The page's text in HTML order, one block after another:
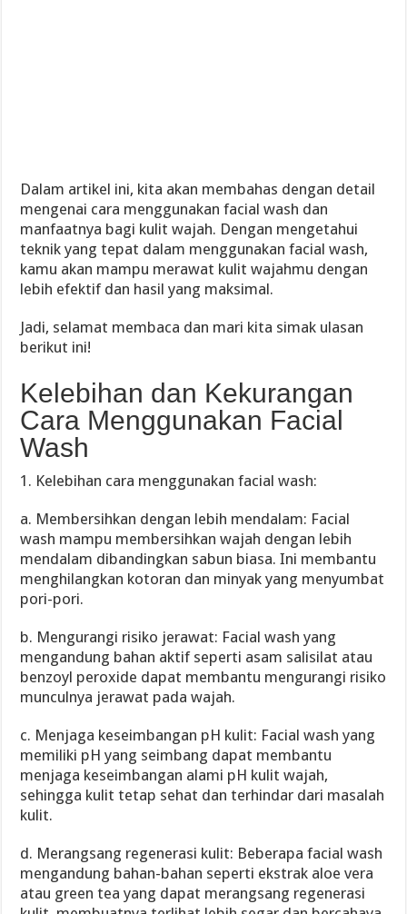
Dalam artikel ini, kita akan membahas dengan detail
mengenai cara menggunakan facial wash dan
manfaatnya bagi kulit wajah. Dengan mengetahui
teknik yang tepat dalam menggunakan facial wash,
kamu akan mampu merawat kulit wajahmu dengan
lebih efektif dan hasil yang maksimal.
Jadi, selamat membaca dan mari kita simak ulasan
berikut ini!
Kelebihan dan Kekurangan
Cara Menggunakan Facial
Wash
1. Kelebihan cara menggunakan facial wash:
a. Membersihkan dengan lebih mendalam: Facial
wash mampu membersihkan wajah dengan lebih
mendalam dibandingkan sabun biasa. Ini membantu
menghilangkan kotoran dan minyak yang menyumbat
pori-pori.
b. Mengurangi risiko jerawat: Facial wash yang
mengandung bahan aktif seperti asam salisilat atau
benzoyl peroxide dapat membantu mengurangi risiko
munculnya jerawat pada wajah.
c. Menjaga keseimbangan pH kulit: Facial wash yang
memiliki pH yang seimbang dapat membantu
menjaga keseimbangan alami pH kulit wajah,
sehingga kulit tetap sehat dan terhindar dari masalah
kulit.
d. Merangsang regenerasi kulit: Beberapa facial wash
mengandung bahan-bahan seperti ekstrak aloe vera
atau green tea yang dapat merangsang regenerasi